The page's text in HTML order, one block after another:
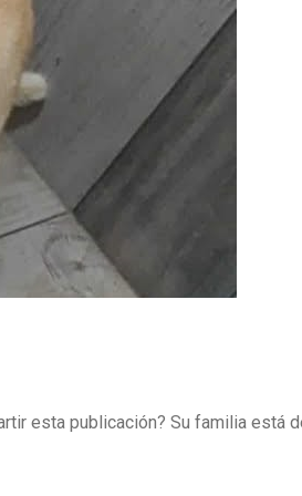
esta publicación? Su familia está